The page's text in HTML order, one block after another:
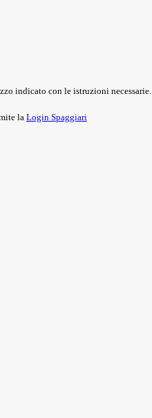
indicato con le istruzioni necessarie.
la Login Spaggiari